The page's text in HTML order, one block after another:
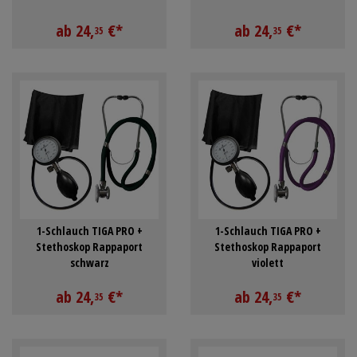
ab 24,35 €* ab 24,35 €*
1-Schlauch TIGA PRO +
Stethoskop Rappaport
schwarz
ab 24,35 €*
1-Schlauch TIGA PRO +
Stethoskop Rappaport
violett
ab 24,35 €*